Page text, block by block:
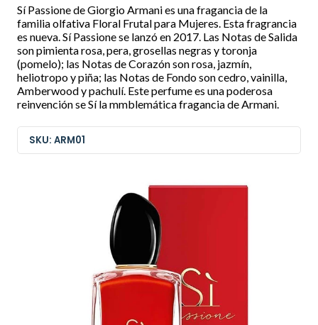
Sí Passione de Giorgio Armani es una fragancia de la
familia olfativa Floral Frutal para Mujeres. Esta fragrancia
es nueva. Sí Passione se lanzó en 2017. Las Notas de Salida
son pimienta rosa, pera, grosellas negras y toronja
(pomelo); las Notas de Corazón son rosa, jazmín,
heliotropo y piña; las Notas de Fondo son cedro, vainilla,
Amberwood y pachulí. Este perfume es una poderosa
reinvención se Sí la mmblemática fragancia de Armani.
SKU: ARM01